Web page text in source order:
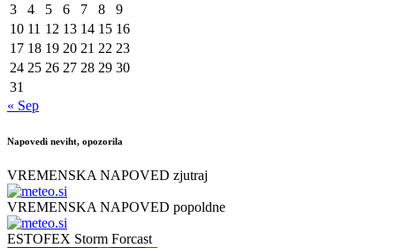
3
4 5 6 7 8
9
10 11 12 13 14 15 16
17 18 19 20 21 22 23
24 25 26 27 28 29 30
31
« Sep
Napovedi neviht, opozorila
VREMENSKA NAPOVED zjutraj
VREMENSKA NAPOVED popoldne
ESTOFEX Storm Forcast